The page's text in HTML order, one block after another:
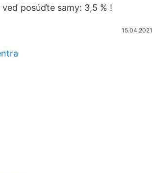
posúďte samy: 3,5 % !
15.04.2021